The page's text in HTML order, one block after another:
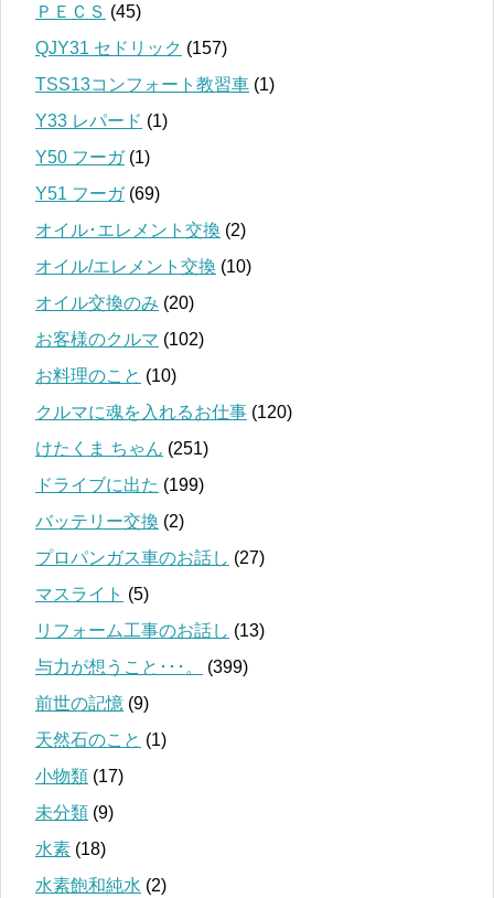
ＰＥＣＳ (45)
QJY31 セドリック (157)
TSS13コンフォート教習車 (1)
Y33 レパード (1)
Y50 フーガ(1)
Y51 フーガ(69)
オイル･エレメント交換 (2)
オイル/エレメント交換 (10)
オイル交換のみ (20)
お客様のクルマ (102)
お料理のこと (10)
クルマに魂を入れるお仕事 (120)
けたくま ちゃん (251)
ドライブに出た (199)
バッテリー交換 (2)
プロパンガス車のお話し (27)
マスライト (5)
リフォーム工事のお話し (13)
与力が想うこと･･･。
(399)
前世の記憶 (9)
天然石のこと (1)
小物類 (17)
未分類 (9)
水素 (18)
水素飽和純水 (2)